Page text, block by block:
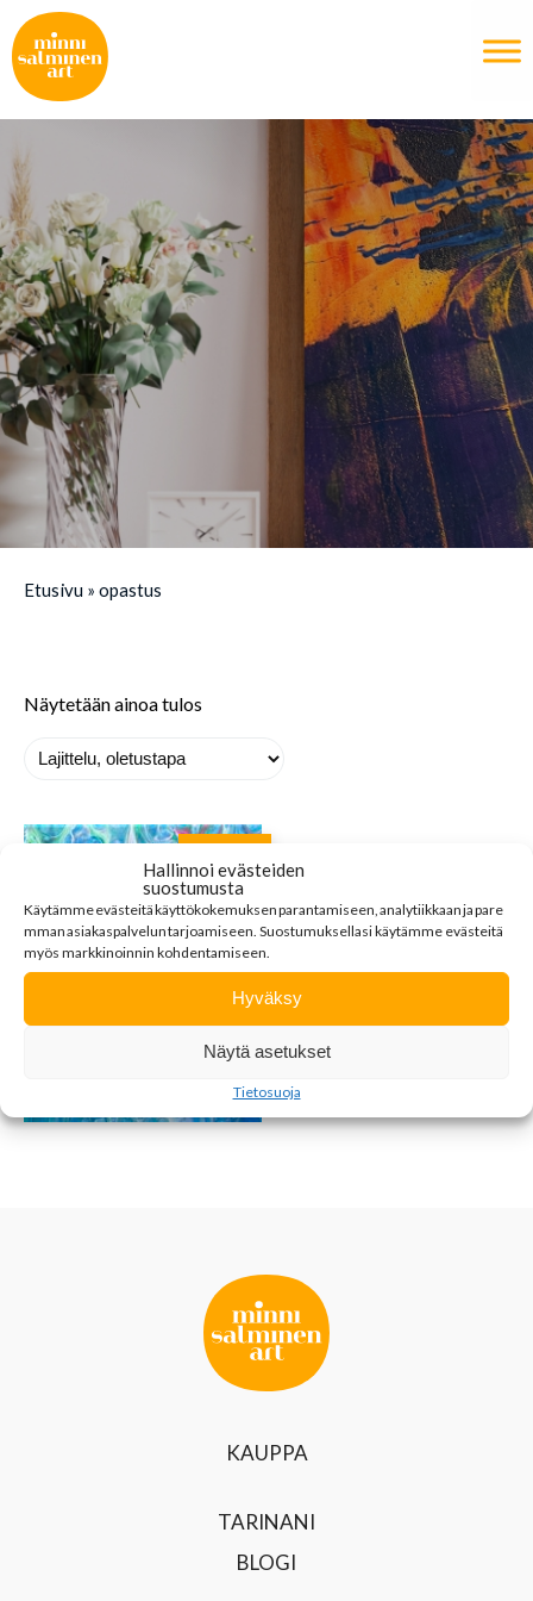
Hallinnoi evästeiden
suostumusta
Käytämmeevästeitäkäyttökokemuksenparantamiseen analytiikkaanjapare
mmanasiakaspalveluntarjoamiseen Suostumuksellasi käytämme evästeitä
myös markkinoinnin kohdentamiseen.
Hyväksy
Näytä asetukset
Tietosuoja
Etusivu » opastus
Näytetään ainoa tulos
KAUPPA
TARINANI
BLOGI